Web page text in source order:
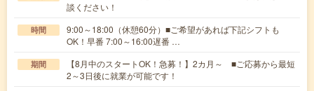
談ください！
時間
9:00～18:00（休憩60分）■ご希望があれば下記シフトも
OK！早番 7:00～16:00遅番 …
期間
【8月中のスタートOK！急募！】2カ月～ ■ご応募から最短
2～3日後に就業が可能です！